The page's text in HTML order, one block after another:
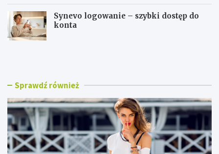
Synevo logowanie – szybki dostęp do
konta
B
i
a
m
s
k
i
e
W
l
g
o
w
a
n
i
Sprawdź również